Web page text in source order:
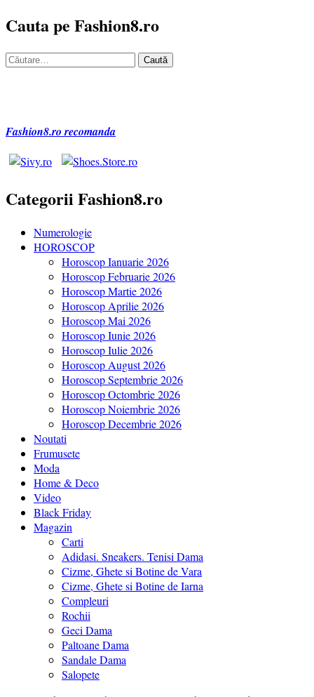
Cauta pe Fashion8.ro
Caută
Fashion8.ro recomanda
Categorii Fashion8.ro
Numerologie
HOROSCOP
Horoscop Ianuarie 2026
Horoscop Februarie 2026
Horoscop Martie 2026
Horoscop Aprilie 2026
Horoscop Mai 2026
Horoscop Iunie 2026
Horoscop Iulie 2026
Horoscop August 2026
Horoscop Septembrie 2026
Horoscop Octombrie 2026
Horoscop Noiembrie 2026
Horoscop Decembrie 2026
Noutati
Frumusete
Moda
Home & Deco
Video
Black Friday
Magazin
Carti
Adidasi. Sneakers. Tenisi Dama
Cizme, Ghete si Botine de Vara
Cizme, Ghete si Botine de Iarna
Compleuri
Rochii
Geci Dama
Paltoane Dama
Sandale Dama
Salopete